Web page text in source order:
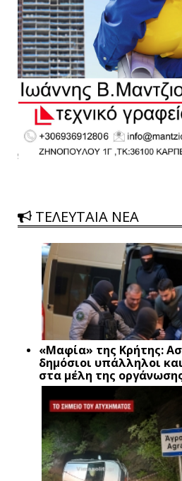
ΤΕΛΕΥΤΑΙΑ ΝΕΑ
«Μαφία» της Κρήτης:
δημόσιοι υπάλληλοι
στα μέλη της